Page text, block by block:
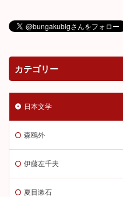
カテゴリー
日本文学
森鴎外
伊藤左千夫
夏目漱石